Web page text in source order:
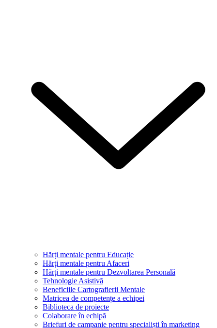
Hărți mentale pentru Educație
Hărți mentale pentru Afaceri
Hărți mentale pentru Dezvoltarea Personală
Tehnologie Asistivă
Beneficiile Cartografierii Mentale
Matricea de competențe a echipei
Biblioteca de proiecte
Colaborare în echipă
Briefuri de campanie pentru specialiști în marketing